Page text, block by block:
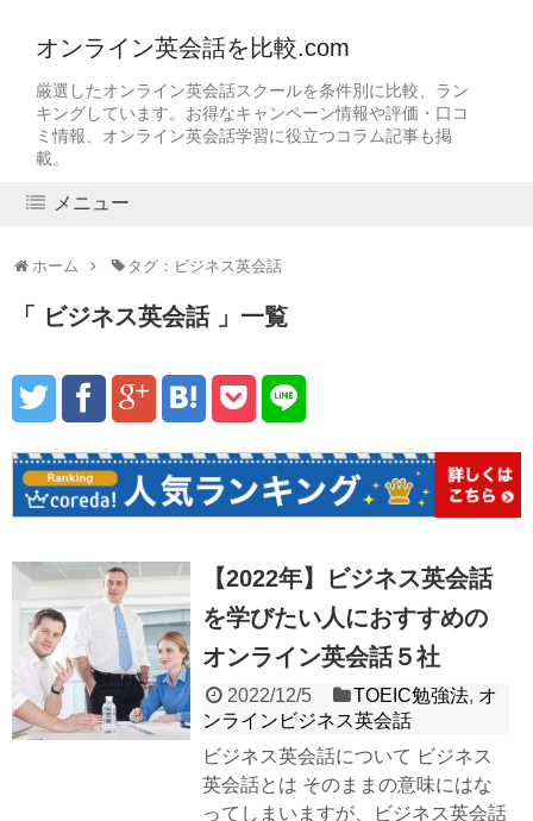
オンライン英会話を比較.com
厳選したオンライン英会話スクールを条件別に比較、ラン
キングしています。お得なキャンペーン情報や評価・口コ
ミ情報、オンライン英会話学習に役立つコラム記事も掲
載。
メニュー
ホーム タグ：ビジネス英会話
ビジネス英会話 一覧
【2022年】ビジネス英会話
を学びたい人におすすめの
オンライン英会話５社
2022/12/5 TOEIC勉強法, オ
ンラインビジネス英会話
ビジネス英会話について ビジネス
英会話とは そのままの意味にはな
ってしまいますが、ビジネス英会話